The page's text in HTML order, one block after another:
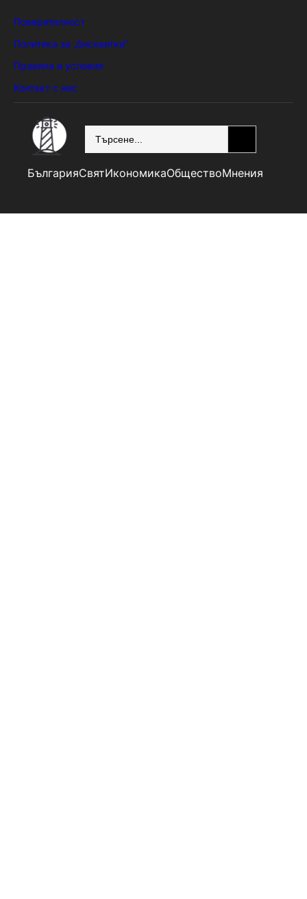
Поверителност
Политика за „бисквитки“
Правила и условия
Контакт с нас
БългарияСвятИкономикаОбществоМнения